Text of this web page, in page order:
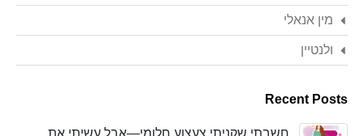
מין אנאלי
ולנטיין
Recent Posts
חשבתי שקניתי צעצוע חלומי—אבל עשיתי את